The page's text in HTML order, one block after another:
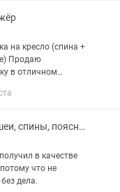
на кресло (спина +
Продаю
в отличном
Использовалась
Массажёр для шеи, спины, поясницы
в качестве
что не
дела.